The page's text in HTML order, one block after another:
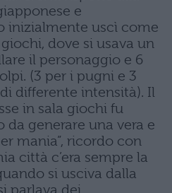
e
inizialmente uscì come
dove si usava un
il personaggio e 6
(3 per i pugni e 3
differente intensità). Il
in sala giochi fu
generare una vera e
mania”, ricordo con
città c’era sempre la
si usciva dalla